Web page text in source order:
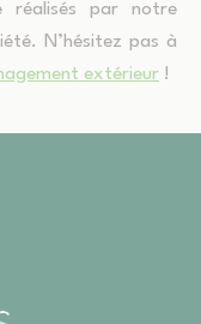
réalisés par notre
N’hésitez pas à
extérieur !